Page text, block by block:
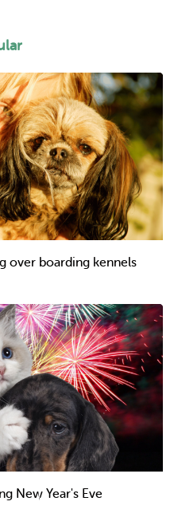
over boarding kennels
New Year's Eve